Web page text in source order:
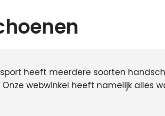
heeft meerdere soorten
webwinkel heeft namelijk alles